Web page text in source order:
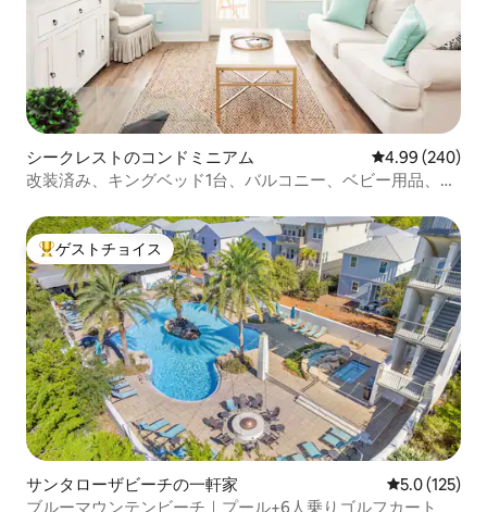
シークレストのコンドミニアム レビュー240
4.99 (240)
改装済み、キングベッド1台、バルコニー、ベビー用品、プ
大好評のゲストチョイスです。
ゲストチョイス
サンタローザビーチの一軒家 レビュー125
5.0 (125)
ブルーマウンテンビーチ｜プール+6人乗りゴルフカート